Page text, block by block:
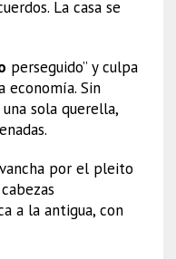
La casa se
perseguido” y culpa
Sin
sola querella,
por el pleito
a la antigua, con